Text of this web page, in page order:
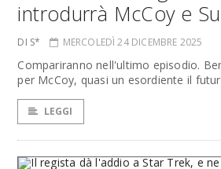
introdurrà McCoy e
DI S* MERCOLEDÌ 24 DICEMBRE 2025
Compariranno nell'ultimo episodio.
per McCoy, quasi un esordiente il
LEGGI